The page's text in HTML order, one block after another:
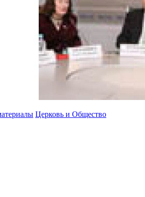
Церковь и Общество